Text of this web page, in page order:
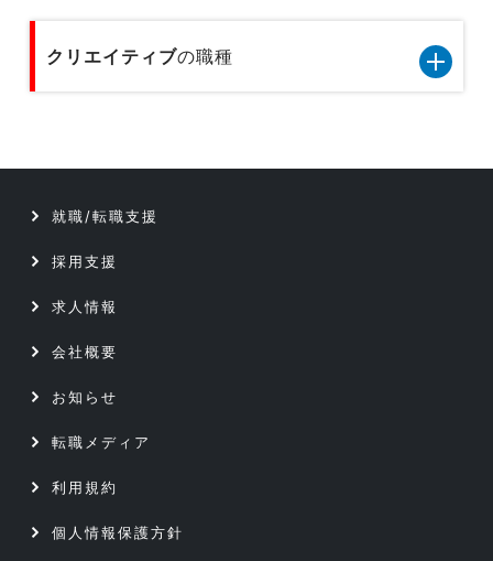
ITコンサルタント
技術開発／部材開発／解析／調査
コンサルタント
販売／サービス10職種のデータです
テクニカルサポート／ヘルプデスク
Webエンジニア
プリセールス
クリエイティブの職種
テクニカルサポート／ヘルプデスク
データベース／セキュリティエンジニア
アプリケーションエンジニア
Webエンジニア
就職/転職支援
採用支援
求人情報
会社概要
お知らせ
転職メディア
利用規約
個人情報保護方針